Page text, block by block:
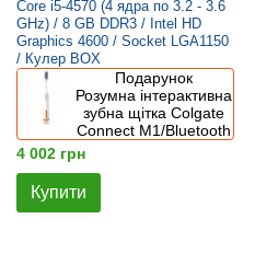
Core i5-4570 (4 ядра по 3.2 - 3.6
GHz) / 8 GB DDR3 / Intel HD
Graphics 4600 / Socket LGA1150
/ Кулер BOX
Подарунок
Розумна інтерактивна
зубна щітка Colgate
Connect M1/Bluetooth
4 002 грн
Купити